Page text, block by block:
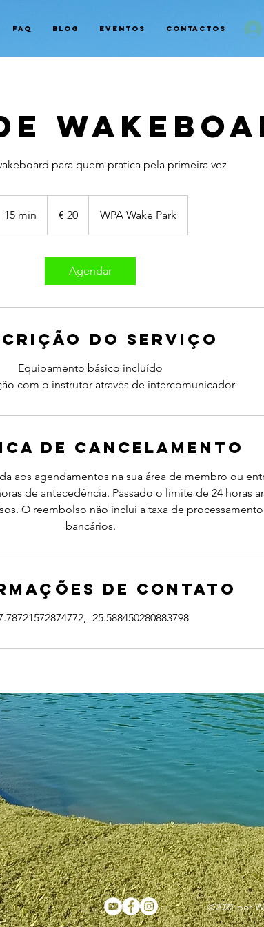
FAQ Blog Eventos Contactos
para quem pratica pela primeira vez
15 min
5
€ 20 WPA Wake Park
Agendar
do serviço
Equipamento básico incluído
com o instrutor através de intercomunicador
de Cancelamento
aos agendamentos na sua área de membro ou
de antecedência. Passado o limite de 24 horas
O reembolso não inclui a taxa de
bancários.
de contato
-25.588450280883798
©2021 por